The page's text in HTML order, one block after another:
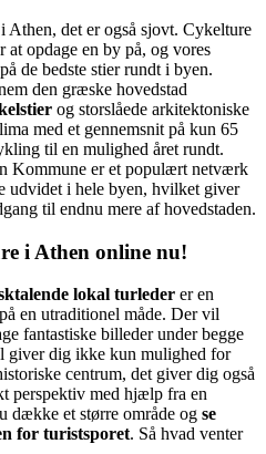
det er også sjovt. Cykelture
at opdage en by på, og vores
de bedste stier rundt i byen.
den græske hovedstad
og storslåede arkitektoniske
med et gennemsnit på kun 65
til en mulighed året rundt.
Kommune er et populært netværk
udvidet i hele byen, hvilket giver
til endnu mere af hovedstaden.
i Athen online nu!
lokal turleder er en
en utraditionel måde. Der vil
fantastiske billeder under begge
giver dig ikke kun mulighed for
centrum, det giver dig også
perspektiv med hjælp fra en
dække et større område og se
for turistsporet. Så hvad venter